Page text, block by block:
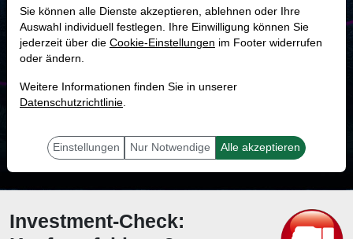
Umsatz 3,07 Mrd. USD
16.7 %
mit dieser Aktie erfolgreich sein.
Investment-Check:
Sie können alle Dienste akzeptieren, ablehnen oder Ihre
Auswahl individuell festlegen. Ihre Einwilligung können Sie
jederzeit über die Cookie-Einstellungen im Footer widerrufen
oder ändern.
Weitere Informationen finden Sie in unserer
Datenschutzrichtlinie.
Einstellungen Nur Notwendige Alle akzeptieren